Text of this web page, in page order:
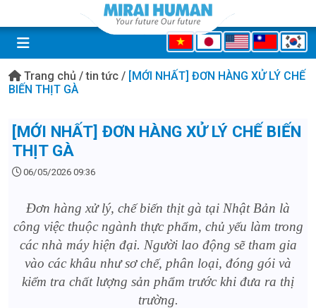
Trang chủ / tin tức / [MỚI NHẤT] ĐƠN HÀNG XỬ LÝ CHẾ
BIẾN THỊT GÀ
[MỚI NHẤT] ĐƠN HÀNG XỬ LÝ CHẾ BIẾN
THỊT GÀ
06/05/2026 09:36
Đơn hàng xử lý, chế biến thịt gà tại Nhật Bản là
công việc thuộc ngành thực phẩm, chủ yếu làm trong
các nhà máy hiện đại. Người lao động sẽ tham gia
vào các khâu như sơ chế, phân loại, đóng gói và
kiểm tra chất lượng sản phẩm trước khi đưa ra thị
trường.